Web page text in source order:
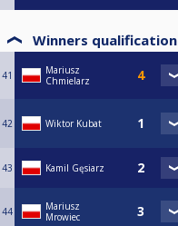
Winners qualification
41
Mariusz
Chmielarz
42 Wiktor Kubat
43 Kamil Gęsiarz
44
Mariusz
Mrowiec